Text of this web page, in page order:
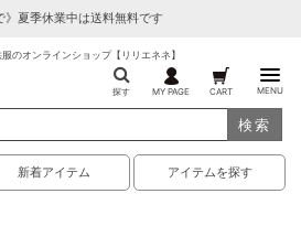
》夏季休業中は送料無料です
のオンラインショップ【リリエネネ】
探す MY PAGE CART MENU
検索
新着アイテム アイテムを探す